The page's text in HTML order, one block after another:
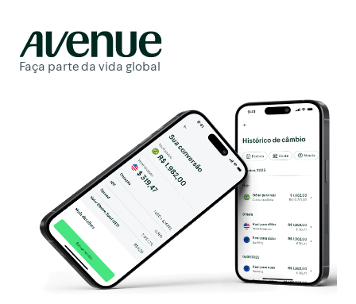
Faça parte da vida global